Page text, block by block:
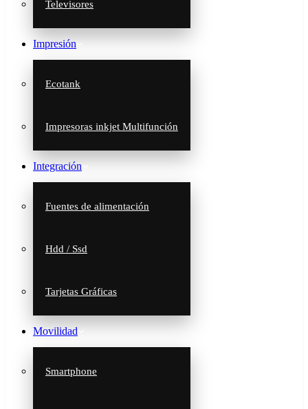
Televisores
Impresión
Ecotank
Impresoras inkjet Multifunción
Integración
Fuentes de alimentación
Hdd / Ssd
Tarjetas Gráficas
Movilidad
Smartphone